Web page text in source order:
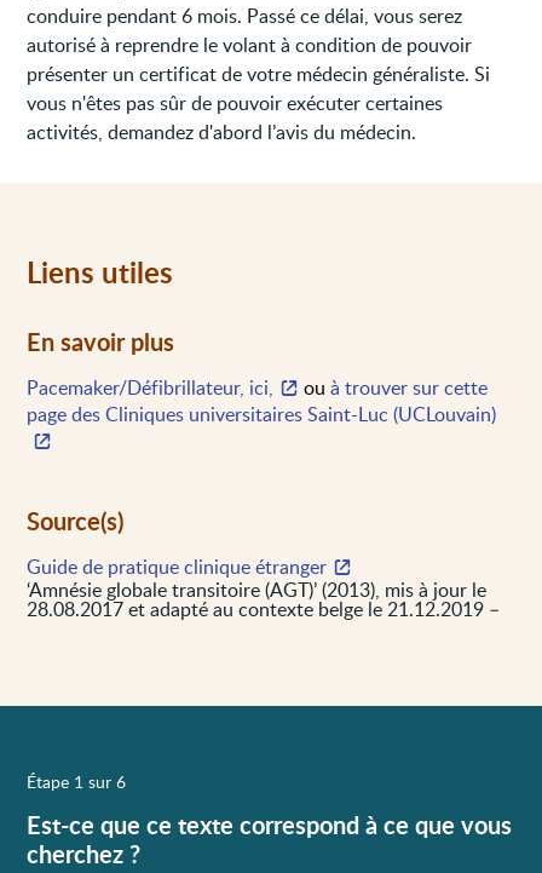
conduire pendant 6 mois. Passé ce délai, vous serez
autorisé à reprendre le volant à condition de pouvoir
présenter un certificat de votre médecin généraliste. Si
vous n'êtes pas sûr de pouvoir exécuter certaines
activités, demandez d'abord l’avis du médecin.
Liens utiles
En savoir plus
Pacemaker/Défibrillateur, ici, ouà trouver sur cette
page des Cliniques universitaires Saint-Luc (UCLouvain)
Source(s)
Guide de pratique clinique étranger
‘Amnésie globale transitoire (AGT)’ (2013), mis à jour le
28.08.2017 et adapté au contexte belge le 21.12.2019 –
Étape 1 sur 6
Est-ce que ce texte correspond à ce que vous
cherchez ?